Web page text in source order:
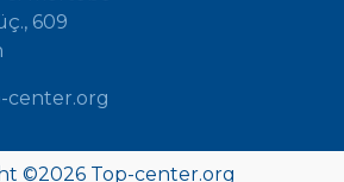
609
center.org
©2026 Top-center.org